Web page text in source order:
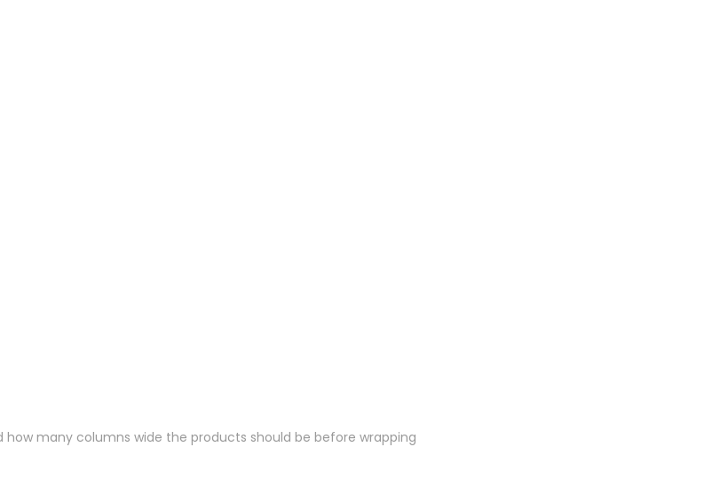
many columns wide the products should be before wrapping